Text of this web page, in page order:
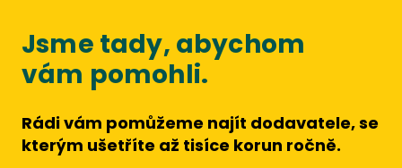
Jsme tady, abychom
vám pomohli.
Rádi vám pomůžeme najít dodavatele, se
kterým ušetříte až tisíce korun ročně.